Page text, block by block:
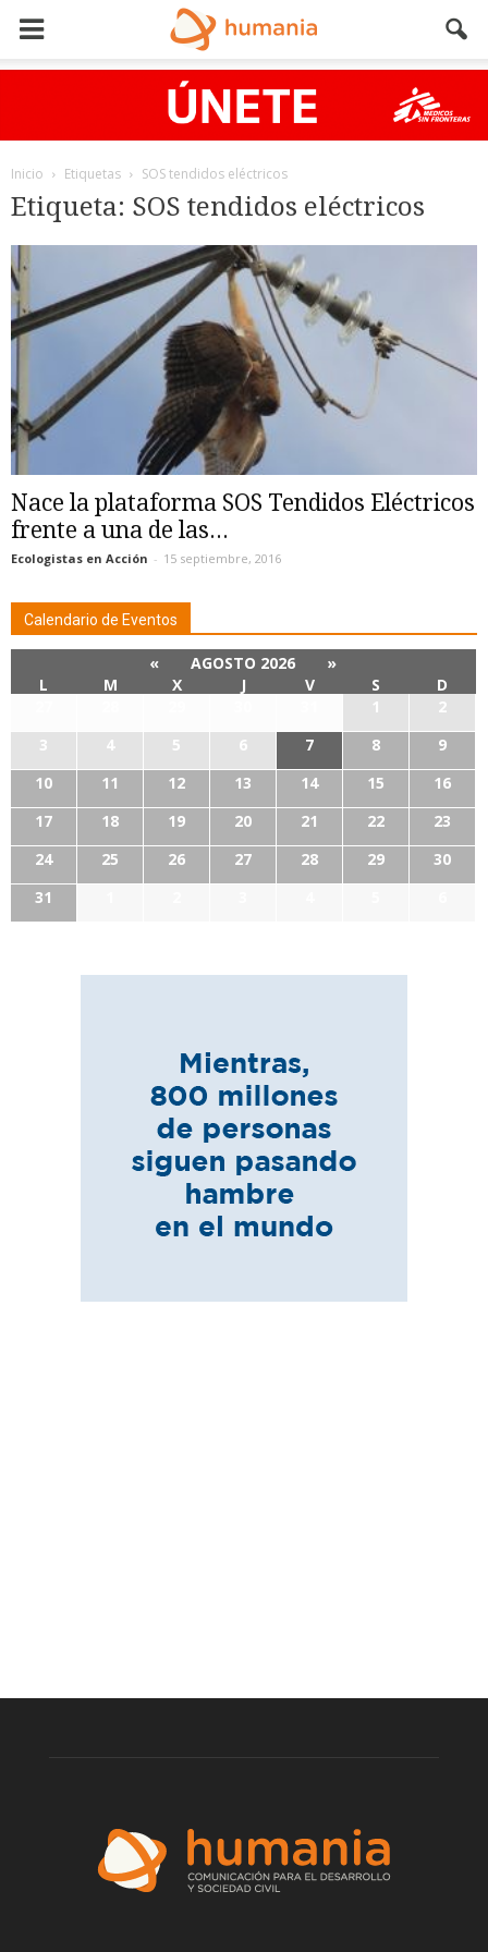
Inicio Etiquetas SOS tendidos eléctricos
Etiqueta: SOS tendidos eléctricos
Nace la plataforma SOS Tendidos Eléctricos
frente a una de las...
Ecologistas en Acción - 15 septiembre, 2016
Calendario de Eventos
« AGOSTO 2026
»
L
M X J V S
D
1
2
3
4 5 6 7 8
9
10
11 12 13 14 15
16
17
18 19 20 21 22
23
24
25 26 27 28 29
30
31